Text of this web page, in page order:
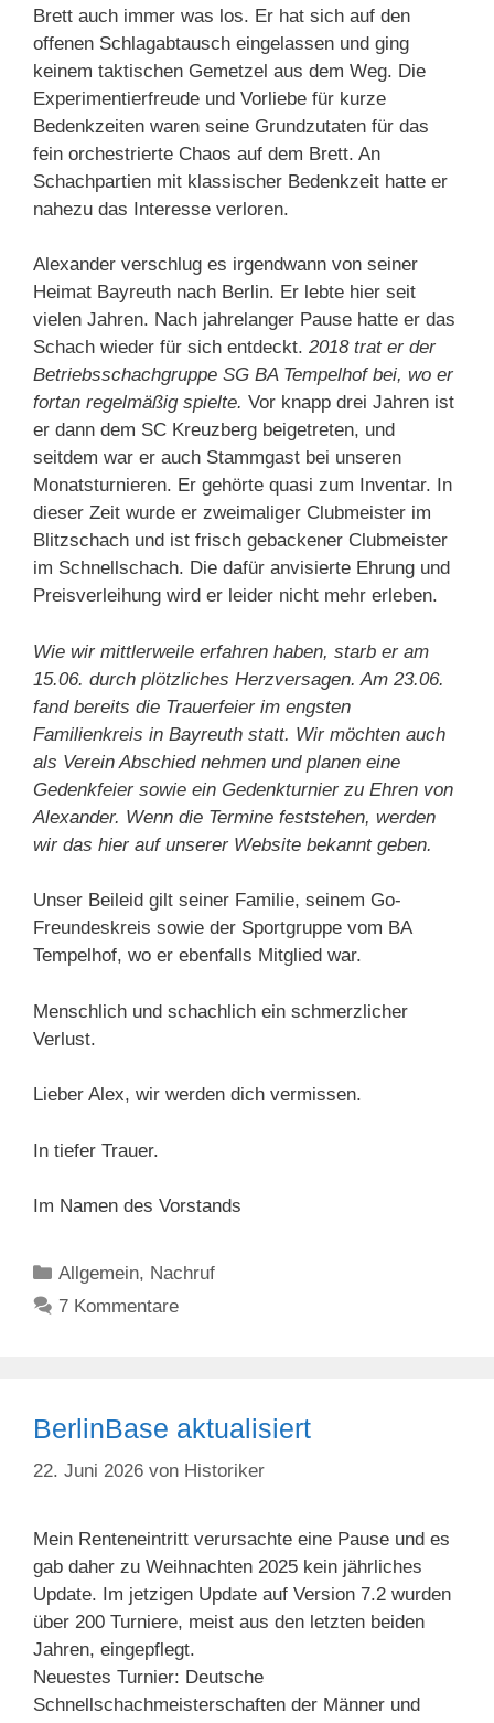
Brett auch immer was los. Er hat sich auf den
offenen Schlagabtausch eingelassen und ging
keinem taktischen Gemetzel aus dem Weg. Die
Experimentierfreude und Vorliebe für kurze
Bedenkzeiten waren seine Grundzutaten für das
fein orchestrierte Chaos auf dem Brett. An
Schachpartien mit klassischer Bedenkzeit hatte er
nahezu das Interesse verloren.
Alexander verschlug es irgendwann von seiner
Heimat Bayreuth nach Berlin. Er lebte hier seit
vielen Jahren. Nach jahrelanger Pause hatte er das
Schach wieder für sich entdeckt. 2018 trat er der
Betriebsschachgruppe SG BA Tempelhof bei, wo er
fortan regelmäßig spielte. Vor knapp drei Jahren ist
er dann dem SC Kreuzberg beigetreten, und
seitdem war er auch Stammgast bei unseren
Monatsturnieren. Er gehörte quasi zum Inventar. In
dieser Zeit wurde er zweimaliger Clubmeister im
Blitzschach und ist frisch gebackener Clubmeister
im Schnellschach. Die dafür anvisierte Ehrung und
Preisverleihung wird er leider nicht mehr erleben.
Wie wir mittlerweile erfahren haben, starb er am
15.06. durch plötzliches Herzversagen. Am 23.06.
fand bereits die Trauerfeier im engsten
Familienkreis in Bayreuth statt. Wir möchten auch
als Verein Abschied nehmen und planen eine
Gedenkfeier sowie ein Gedenkturnier zu Ehren von
Alexander. Wenn die Termine feststehen, werden
wir das hier auf unserer Website bekannt geben.
Unser Beileid gilt seiner Familie, seinem Go-
Freundeskreis sowie der Sportgruppe vom BA
Tempelhof, wo er ebenfalls Mitglied war.
Menschlich und schachlich ein schmerzlicher
Verlust.
Lieber Alex, wir werden dich vermissen.
In tiefer Trauer.
Im Namen des Vorstands
Kategorien
Allgemein, Nachruf
7 Kommentare
BerlinBase aktualisiert
22. Juni 2026 von Historiker
Mein Renteneintritt verursachte eine Pause und es
gab daher zu Weihnachten 2025 kein jährliches
Update. Im jetzigen Update auf Version 7.2 wurden
über 200 Turniere, meist aus den letzten beiden
Jahren, eingepflegt.
Neuestes Turnier: Deutsche
Schnellschachmeisterschaften der Männer und